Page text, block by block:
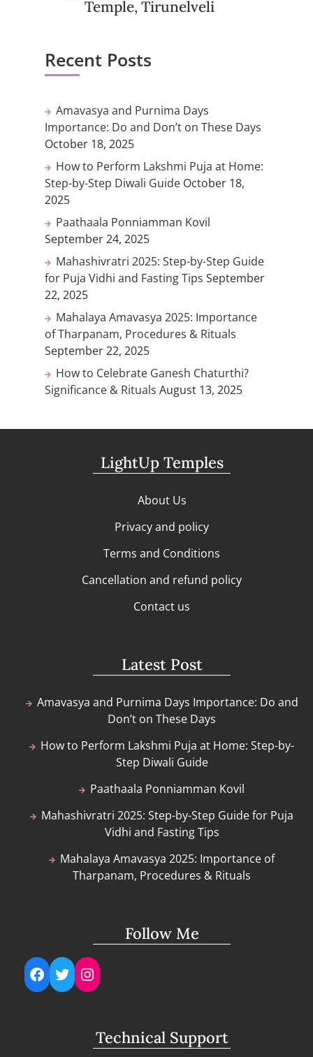
Temple, Tirunelveli
Recent Posts
Amavasya and Purnima Days
Importance: Do and Don’t on These Days
October 18, 2025
How to Perform Lakshmi Puja at Home:
Step-by-Step Diwali Guide October 18,
2025
Paathaala Ponniamman Kovil
September 24, 2025
Mahashivratri 2025: Step-by-Step Guide
for Puja Vidhi and Fasting Tips September
22, 2025
Mahalaya Amavasya 2025: Importance
of Tharpanam, Procedures & Rituals
September 22, 2025
How to Celebrate Ganesh Chaturthi?
Significance & Rituals August 13, 2025
LightUp Temples
About Us
Privacy and policy
Terms and Conditions
Cancellation and refund policy
Contact us
Latest Post
Amavasya and Purnima Days Importance: Do and
Don’t on These Days
How to Perform Lakshmi Puja at Home: Step-by-
Step Diwali Guide
Paathaala Ponniamman Kovil
Mahashivratri 2025: Step-by-Step Guide for Puja
Vidhi and Fasting Tips
Mahalaya Amavasya 2025: Importance of
Tharpanam, Procedures & Rituals
Follow Me
Facebook
TwitterInstagram
Technical Support